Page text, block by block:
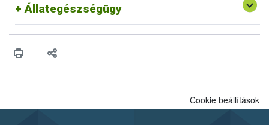
Állategészségügy
Cookie beállítások